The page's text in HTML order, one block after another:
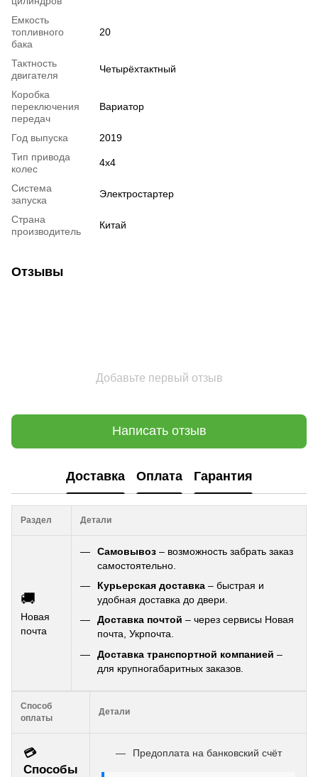
Емкость
топливного
бака
20
Тактность
двигателя
Четырёхтактный
Коробка
переключения
передач
Вариатор
Год выпуска
2019
Тип привода
колес
4х4
Система
запуска
Электростартер
Страна
производитель
Китай
Отзывы
Добавьте первый отзыв
Написать отзыв
Доставка Оплата Гарантия
Раздел Детали
🚚
Новая
почта
Самовывоз – возможность забрать заказ
самостоятельно.
Курьерская доставка – быстрая и
удобная доставка до двери.
Доставка почтой – через сервисы Новая
почта, Укрпочта.
Доставка транспортной компанией –
для крупногабаритных заказов.
Способ
оплаты
Детали
💳
Способы
Предоплата на банковский счёт